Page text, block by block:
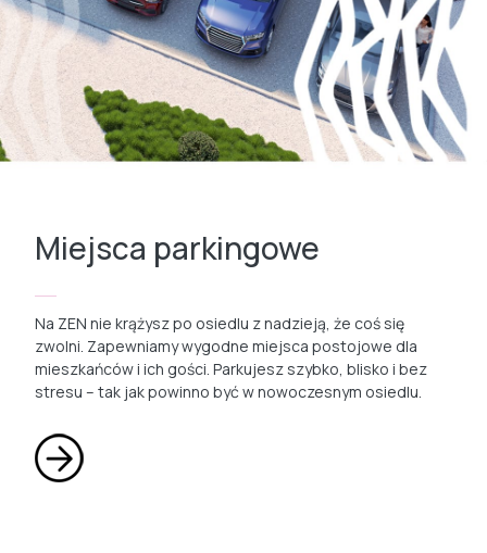
Miejsca parkingowe
Na ZEN nie krążysz po osiedlu z nadzieją, że coś się
zwolni. Zapewniamy wygodne miejsca postojowe dla
mieszkańców i ich gości. Parkujesz szybko, blisko i bez
stresu – tak jak powinno być w nowoczesnym osiedlu.